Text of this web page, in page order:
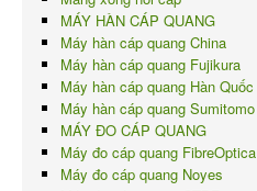
MÁY HÀN CÁP QUANG
Máy hàn cáp quang China
Máy hàn cáp quang Fujikura
Máy hàn cáp quang Hàn Quốc
Máy hàn cáp quang Sumitomo
MÁY ĐO CÁP QUANG
Máy đo cáp quang FibreOptica
Máy đo cáp quang Noyes